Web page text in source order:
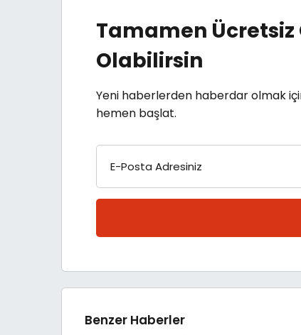
Tamamen
Olabilirsin
Yeni haberlerden haberdar olmak
hemen başlat.
E-Posta Adresiniz
Benzer Haberler